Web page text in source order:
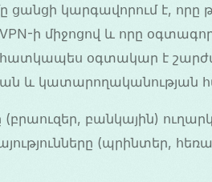
կարգավորում է, որը
VPN-ի միջոցով և որը
օգտակար է
և կատարողականության
բանկային)
(պրինտեր,